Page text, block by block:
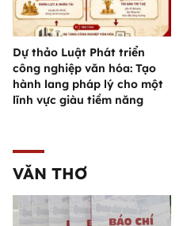
Dự thảo Luật Phát triển
công nghiệp văn hóa: Tạo
hành lang pháp lý cho một
lĩnh vực giàu tiềm năng
VĂN THƠ